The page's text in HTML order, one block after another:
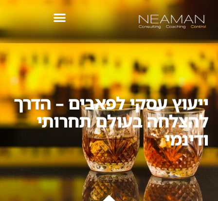
ייעוץ עסקי לפאבים – הדרך
להצלחה בעולם תחרותי
ודינמי